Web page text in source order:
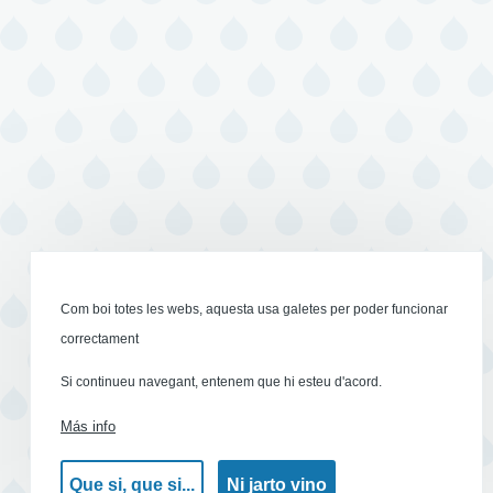
Com boi totes les webs, aquesta usa galetes per poder funcionar
correctament
Si continueu navegant, entenem que hi esteu d'acord.
Más info
Que si, que si... Ni jarto vino